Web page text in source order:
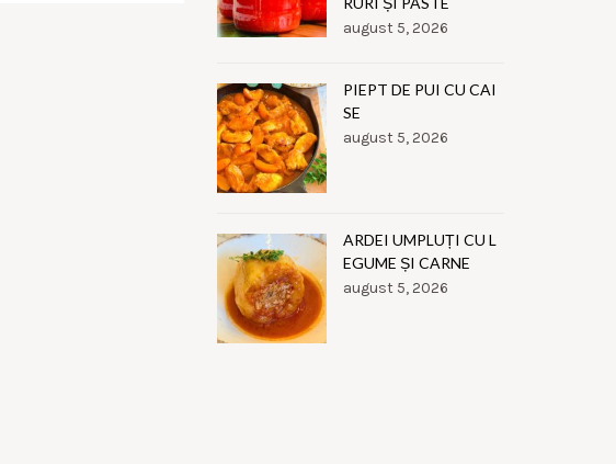
august 5, 2026
PIEPT DE PUI CU CAI
SE
august 5, 2026
ARDEI UMPLUȚI CU L
EGUME ȘI CARNE
august 5, 2026